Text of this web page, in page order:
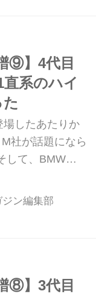
⑨】4代目
系のハイ
場したあたりか
社が話題になら
して、BMWが
4代目M5だっ
モデルの原点
ン編集部
⑧】3代目